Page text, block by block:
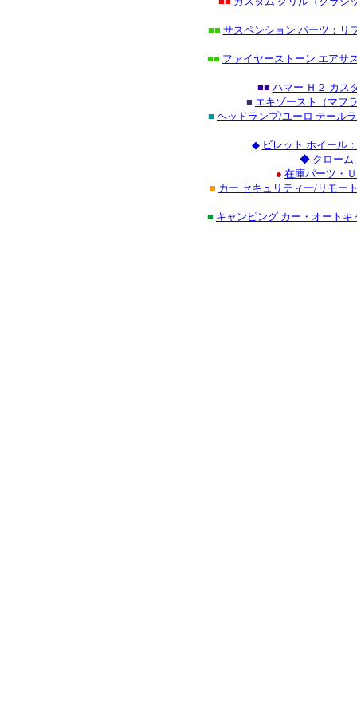
■■ サスペンション パーツ：リ
■■ ファイヤーストーン エアサ
■■ ハマー Ｈ２ カス
■ エキゾースト（マフ
■ ヘッドランプ/ユーロ テール
◆ ビレット ホイール
◆ クローム
● 在庫パーツ・
■ カー セキュリティー/リモー
■ キャンピング カー・オート